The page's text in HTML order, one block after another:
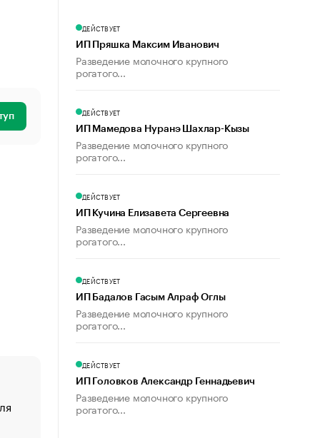
«От спорта тело стареет иначе». Как живет глава
создавшей GTA
ДЕЙСТВУЕТ
ИП Пряшка Максим Иванович
Разведение молочного крупного
рогатого...
ДЕЙСТВУЕТ
ИП Мамедова Нуранэ Шахлар-Кызы
Разведение молочного крупного
рогатого...
ДЕЙСТВУЕТ
ИП Кучина Елизавета Сергеевна
Разведение молочного крупного
рогатого...
ДЕЙСТВУЕТ
ИП Бадалов Гасым Алраф Оглы
Разведение молочного крупного
рогатого...
ДЕЙСТВУЕТ
ИП Головков Александр Геннадьевич
Разведение молочного крупного
рогатого...